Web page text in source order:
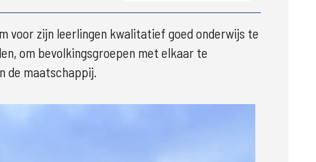
voor zijn leerlingen kwalitatief goed onderwijs te
om bevolkingsgroepen met elkaar te
de maatschappij.